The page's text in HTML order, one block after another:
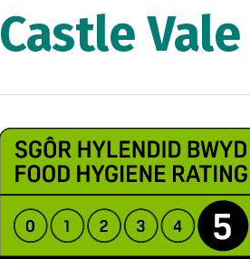
Castle